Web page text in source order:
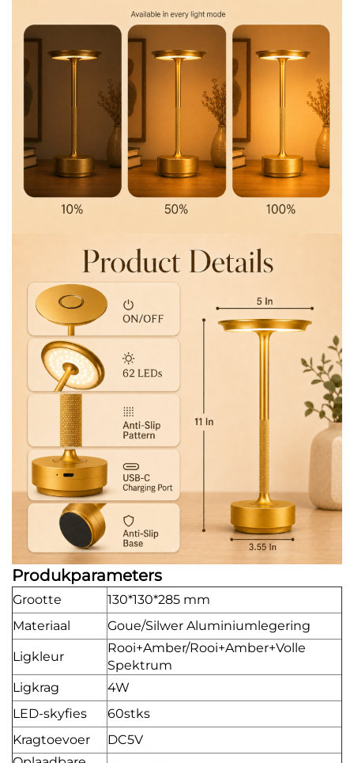
Produkparameters
Grootte
130*130*285 mm
Materiaal
Goue/Silwer Aluminiumlegering
Ligkleur
Rooi+Amber/Rooi+Amber+Volle
Spektrum
Ligkrag
4W
LED-skyfies
60stks
Kragtoevoer
DC5V